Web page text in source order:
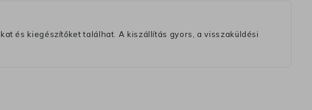
és kiegészítőket találhat. A kiszállítás gyors, a visszaküldési